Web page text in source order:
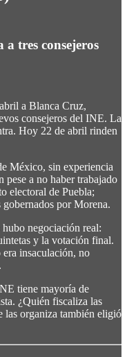
tres consejeros
a Blanca Cruz,
consejeros del INE. La
Hoy 22 de abril rinden
México, sin experiencia
pese a no haber trabajado
electoral de Puebla;
por Morena.
negociación real:
y la votación final.
insaculación, no
tiene mayoría de
¿Quién fiscaliza las
las organiza también eligió